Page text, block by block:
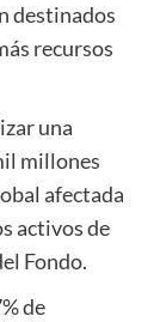
destinados
recursos
una
millones
afectada
activos de
Fondo.
de